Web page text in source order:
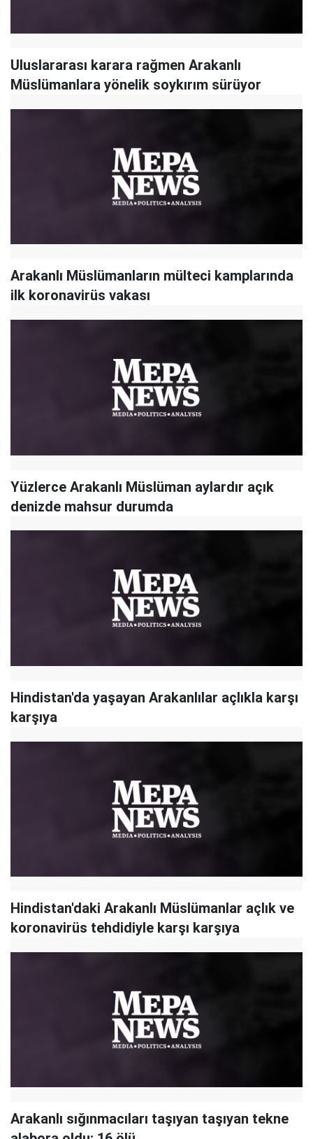
Uluslararası karara rağmen Arakanlı
Müslümanlara yönelik soykırım sürüyor
Arakanlı Müslümanların mülteci kamplarında
ilk koronavirüs vakası
Yüzlerce Arakanlı Müslüman aylardır açık
denizde mahsur durumda
Hindistan'da yaşayan Arakanlılar açlıkla karşı
karşıya
Hindistan'daki Arakanlı Müslümanlar açlık ve
koronavirüs tehdidiyle karşı karşıya
Arakanlı sığınmacıları taşıyan taşıyan tekne